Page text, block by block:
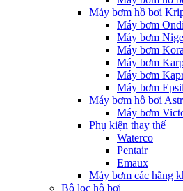
Máy bơm hồ bơi
Máy bơm
Máy bơm
Máy bơm
Máy bơm
Máy bơm
Máy bơm
Máy bơm hồ bơi
Máy bơm
Phụ kiện thay thế
Waterco
Pentair
Emaux
Máy bơm các hãng
Bộ lọc hồ bơi